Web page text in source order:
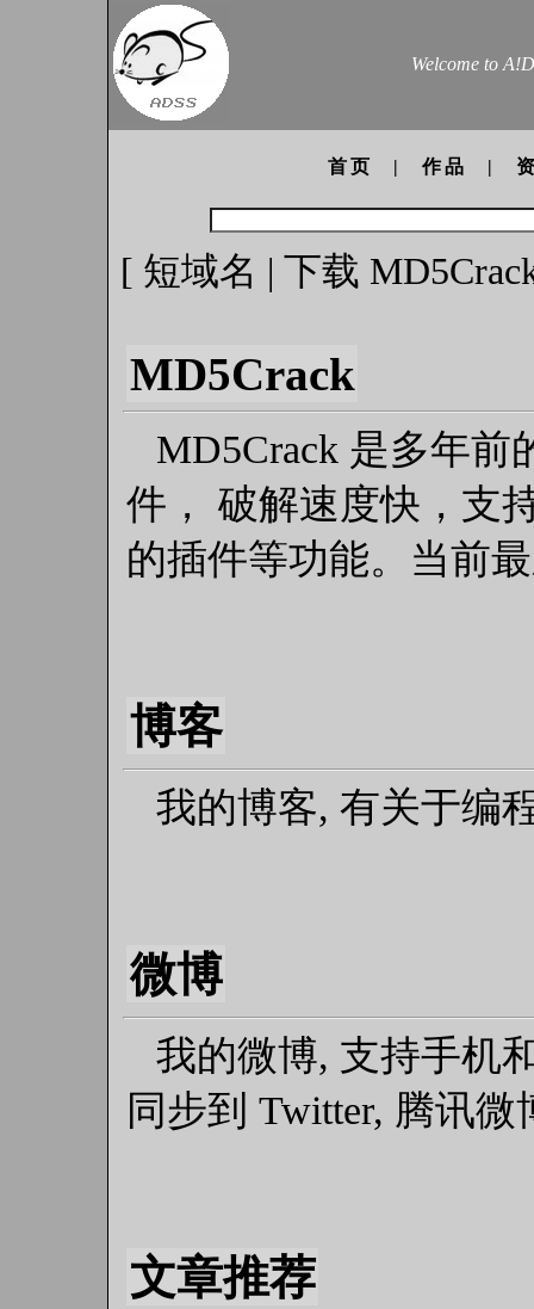
Welcome to
首页 | 作品 |
[ 短域名 | 下载
MD5Crack
MD5Crack 是多年前
件， 破解速度快，支
的插件等功能。当前
博客
我的博客, 有关于编
微博
我的微博, 支持手机
同步到 Twitter, 腾讯
文章推荐